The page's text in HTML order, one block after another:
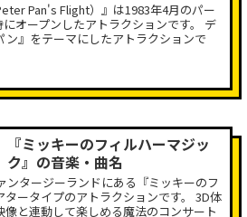
Pan's Flight）』は1983年4月のパー
オープンしたアトラクションです。 デ
』をテーマにしたアトラクションで
『ミッキーのフィルハーマジッ
ク』の音楽・曲名
ンタージーランドにある『ミッキーのフ
ータイプのアトラクションです。 3D体
と連動して楽しめる魔法のコンサート